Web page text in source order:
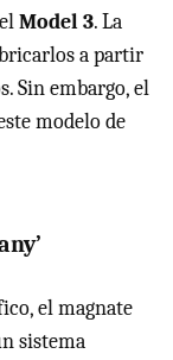
Model 3. La
a partir
Sin embargo, el
modelo de
el magnate
sistema